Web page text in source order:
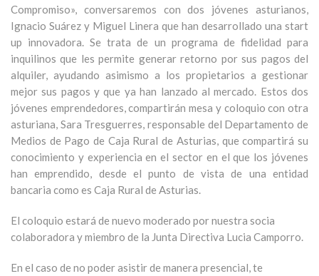
Compromiso», conversaremos con dos jóvenes asturianos,
Ignacio Suárez y Miguel Linera que han desarrollado una start
up innovadora. Se trata de un programa de fidelidad para
inquilinos que les permite generar retorno por sus pagos del
alquiler, ayudando asimismo a los propietarios a gestionar
mejor sus pagos y que ya han lanzado al mercado. Estos dos
jóvenes emprendedores, compartirán mesa y coloquio con otra
asturiana, Sara Tresguerres, responsable del Departamento de
Medios de Pago de Caja Rural de Asturias, que compartirá su
conocimiento y experiencia en el sector en el que los jóvenes
han emprendido, desde el punto de vista de una entidad
bancaria como es Caja Rural de Asturias.
El coloquio estará de nuevo moderado por nuestra socia
colaboradora y miembro de la Junta Directiva Lucia Camporro.
En el caso de no poder asistir de manera presencial, te